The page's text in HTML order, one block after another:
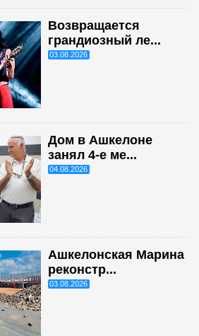
Возвращается
грандиозный ле...
03.08.2026
Дом в Ашкелоне
занял 4-е ме...
04.08.2026
Ашкелонская Марина
реконстр...
03.08.2026